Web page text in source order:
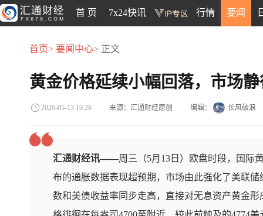
首 页 7x24快讯 行情 要闻
首页> 要闻中心> 正文
黄金价格延续小幅回落，市场
2026-05-13 19:28 来源：汇通财经原创 编辑： 长风破浪
汇通财经讯——周三（5月13日）欧盘时段，国际
布的通胀数据表现超预期，市场由此强化了美联
数和美债收益率同步走高，直接对无息资产黄金